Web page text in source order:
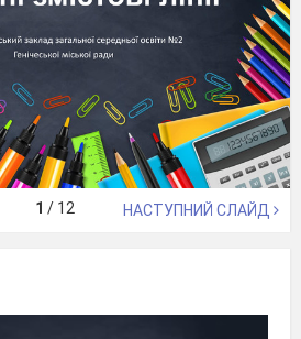
1 / 12 НАСТУПНИЙ СЛАЙД